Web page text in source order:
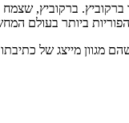
ברקוביץ,
ביותר בעולם
מגוון מייצג של